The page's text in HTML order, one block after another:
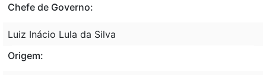
Chefe de Governo:
Luiz Inácio Lula da Silva
Origem: